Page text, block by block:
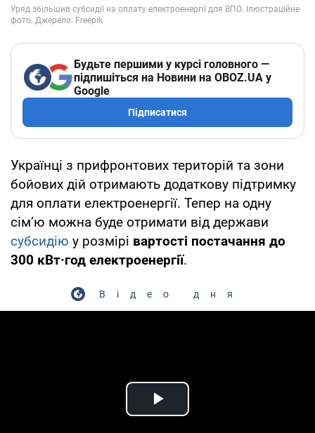
Будьте першими у курсі головного —
підпишіться на Новини на OBOZ.UA у
Google
Підписатися
Українці з прифронтових територій та зони
бойових дій отримають додаткову підтримку
для оплати електроенергії. Тепер на одну
сім’ю можна буде отримати від держави
субсидію у розмірі вартості постачання до
300 кВт·год електроенергії.
Відео дня
Play Video